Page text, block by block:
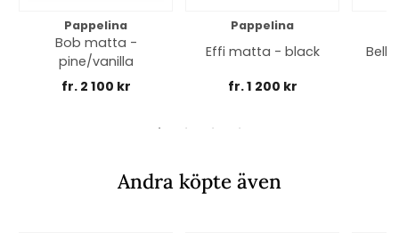
Pappelina
Bob matta -
pine/vanilla
fr. 2 100 kr
Pappelina
Effi matta - black
fr. 1 200 kr
Andra köpte även